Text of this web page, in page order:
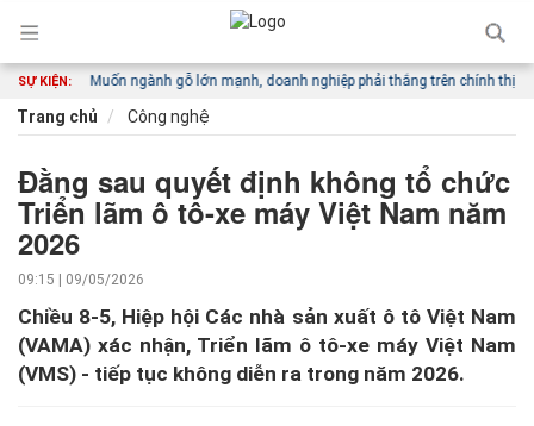
SỰ KIỆN:Muốn ngành gỗ lớn mạnh, doanh nghiệp phải thắng trên chính thị trường
Trang chủ Công nghệ
Đằng sau quyết định không tổ chức
Triển lãm ô tô-xe máy Việt Nam năm
2026
09:15 | 09/05/2026
Chiều 8-5, Hiệp hội Các nhà sản xuất ô tô Việt Nam
(VAMA) xác nhận, Triển lãm ô tô-xe máy Việt Nam
(VMS) - tiếp tục không diễn ra trong năm 2026.